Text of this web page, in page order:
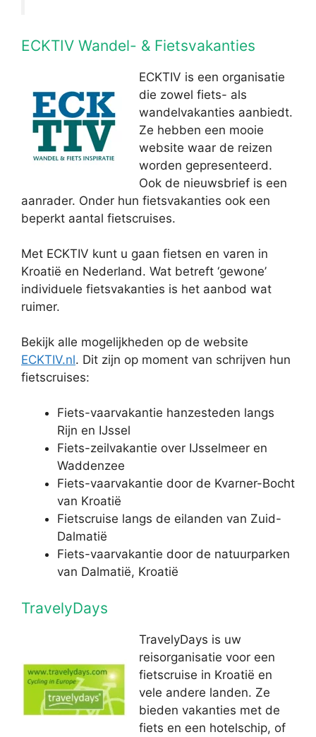
ECKTIV Wandel- & Fietsvakanties
ECKTIV is een organisatie
die zowel fiets- als
wandelvakanties aanbiedt.
Ze hebben een mooie
website waar de reizen
worden gepresenteerd.
Ook de nieuwsbrief is een
aanrader. Onder hun fietsvakanties ook een
beperkt aantal fietscruises.
Met ECKTIV kunt u gaan fietsen en varen in
Kroatië en Nederland. Wat betreft ‘gewone’
individuele fietsvakanties is het aanbod wat
ruimer.
Bekijk alle mogelijkheden op de website
ECKTIV.nl. Dit zijn op moment van schrijven hun
fietscruises:
Fiets-vaarvakantie hanzesteden langs
Rijn en IJssel
Fiets-zeilvakantie over IJsselmeer en
Waddenzee
Fiets-vaarvakantie door de Kvarner-Bocht
van Kroatië
Fietscruise langs de eilanden van Zuid-
Dalmatië
Fiets-vaarvakantie door de natuurparken
van Dalmatië, Kroatië
TravelyDays
TravelyDays is uw
reisorganisatie voor een
fietscruise in Kroatië en
vele andere landen. Ze
bieden vakanties met de
fiets en een hotelschip, of